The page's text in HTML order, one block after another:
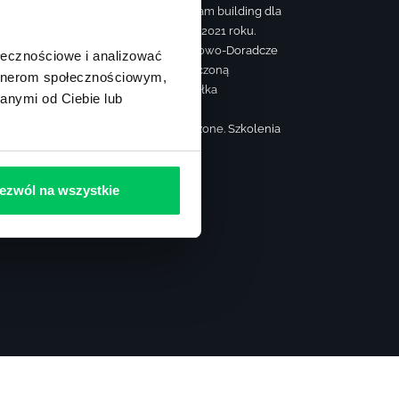
i analizować
społecznościowym,
od Ciebie lub
na wszystkie
farmaceutyczne oraz team building dla
firm. Firma szkoleniowa 2021 roku.
© Konsorcjum Szkoleniowo-Doradcze
Gamma spółka z ograniczoną
odpowiedzialnością spółka
Wszelkie prawa zastrzeżone. Szkolenia
dla firm i administracji.